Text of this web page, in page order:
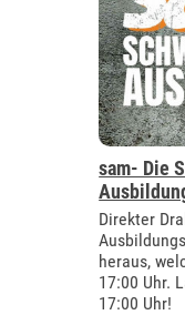
sam- Die
Direkter
heraus,
17:00 Uhr.
17:00 Uhr!